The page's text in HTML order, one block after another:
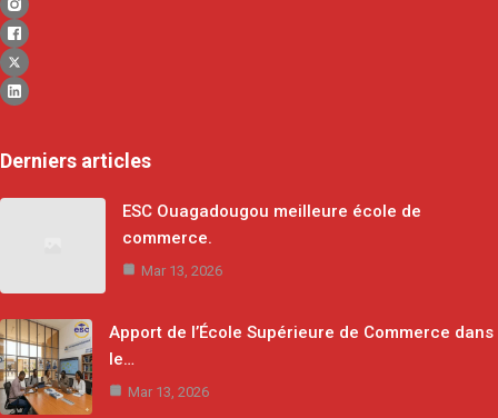
Derniers articles
ESC Ouagadougou meilleure école de
commerce.
Mar 13, 2026
Apport de l’École Supérieure de Commerce dans
le…
Mar 13, 2026